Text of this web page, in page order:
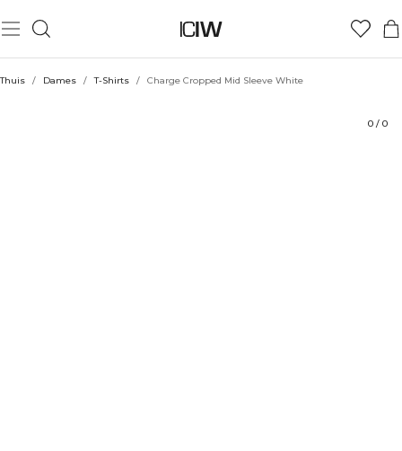
Thuis / Dames / T-Shirts / Charge Cropped Mid Sleeve White
0 / 0